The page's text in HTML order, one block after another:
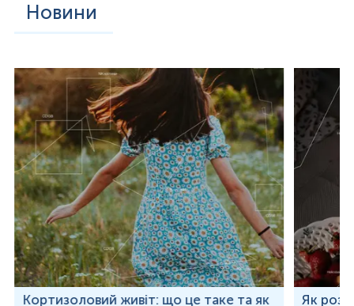
Новини
Кортизоловий живіт: що це таке та як
Як